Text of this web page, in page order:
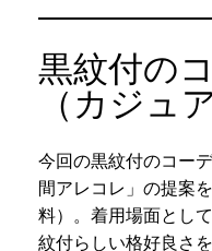
黒紋付の
（カジュ
今回の黒紋付のコー
間アレコレ」の提案
料）。着用場面とし
紋付らしい格好良さ